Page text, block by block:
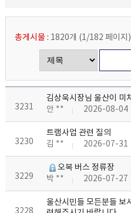
총게시물 : 1820개 (1/182 페이지 )
3231
김상욱시장님 울산이 미
안 **
2026-08-04
3230
트램사업 관련 질의
김 **
2026-07-31
3229
오복 버스 정류장
박 **
2026-07-27
울산시민들 모든분들 보